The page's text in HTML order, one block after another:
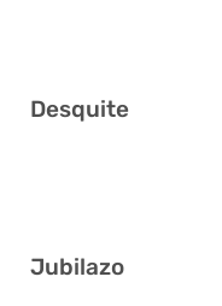
Desquite
Jubilazo